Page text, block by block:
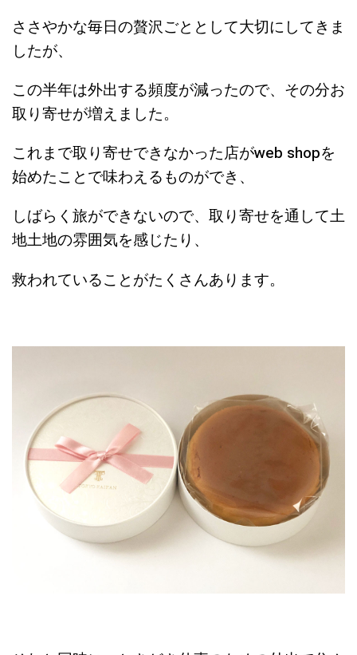
ささやかな毎日の贅沢ごととして大切にしてきま
したが、
この半年は外出する頻度が減ったので、その分お
取り寄せが増えました。
これまで取り寄せできなかった店がweb shopを
始めたことで味わえるものができ、
しばらく旅ができないので、取り寄せを通して土
地土地の雰囲気を感じたり、
救われていることがたくさんあります。